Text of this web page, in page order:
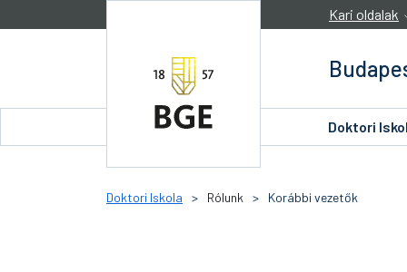
Kari oldalak
Doktori
Doktori Iskola > Rólunk > Korábbi vezetők